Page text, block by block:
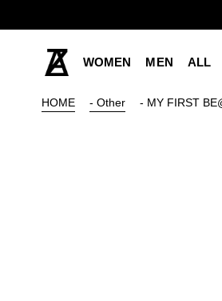
WOMEN MEN ALL
HOME - Other - MY FIRST